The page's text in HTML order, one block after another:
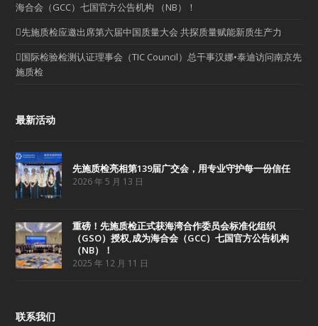
海合会（GCC）七国官方公告机构 （NB）！
先施质检应邀出席第六届中国质量大会 共探质量赋能新质生产力
国际检验检测认证理事会（TIC Council）总干事汉娜•泰迪访问南京先
施质检
最新活动
先施质检亮相第139届广交会，用专业守护每一份信任
2026 年 5 月 13 日
重磅！先施质检正式获海湾合作委员会标准化组织
（GSO）授权,成为海合会（GCC）七国官方公告机构
（NB）！
2025 年 12 月 11 日
联系我们